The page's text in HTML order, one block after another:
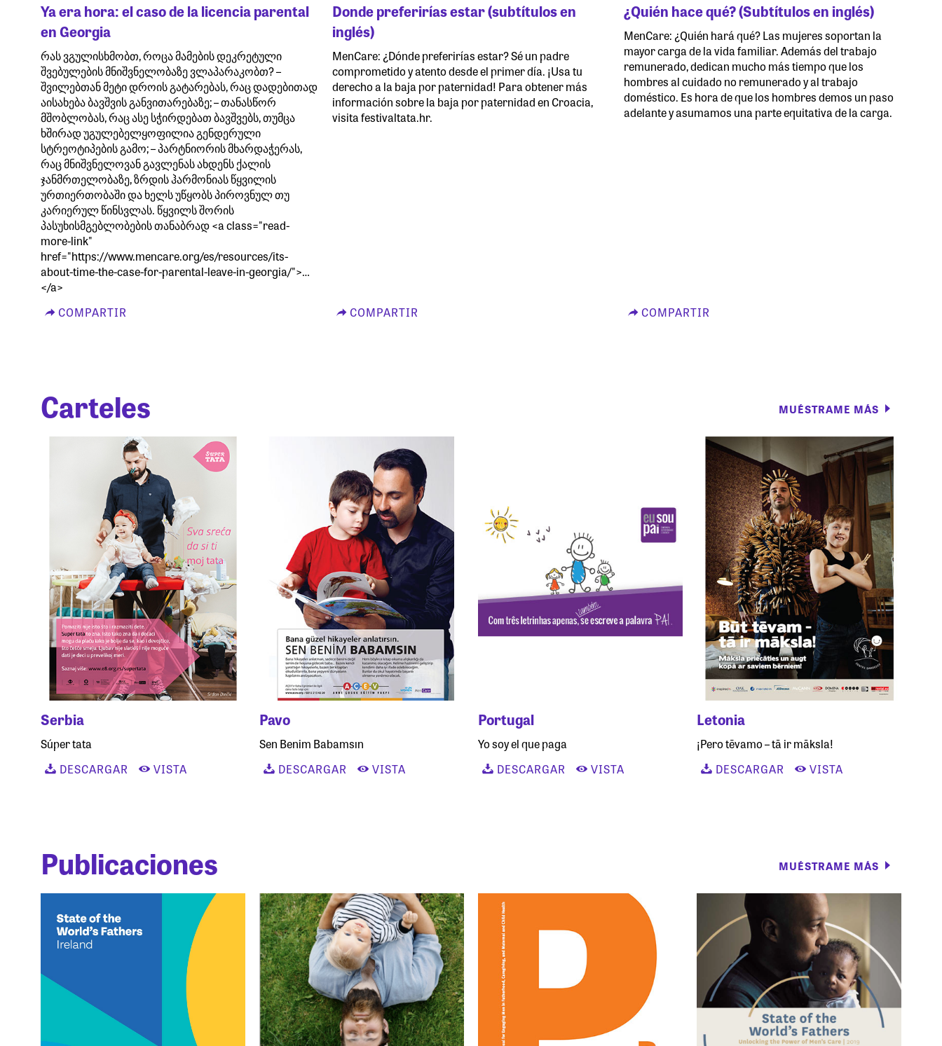
Ya era hora: el caso de la licencia parental
en Georgia
რას ვგულისხმობთ, როცა მამების დეკრეტული
შვებულების მნიშვნელობაზე ვლაპარაკობთ? –
შვილებთან მეტი დროის გატარებას, რაც დადებითად
აისახება ბავშვის განვითარებაზე; – თანასწორ
მშობლობას, რაც ასე სჭირდებათ ბავშვებს, თუმცა
ხშირად უგულებელყოფილია გენდერული
სტრეოტიპების გამო; – პარტნიორის მხარდაჭერას,
რაც მნიშვნელოვან გავლენას ახდენს ქალის
ჯანმრთელობაზე, ზრდის ჰარმონიას წყვილის
ურთიერთობაში და ხელს უწყობს პიროვნულ თუ
კარიერულ წინსვლას. წყვილს შორის
პასუხისმგებლობების თანაბრად <a class="read-
more-link"
href="https://www.mencare.org/es/resources/its-
about-time-the-case-for-parental-leave-in-georgia/">…
</a>
COMPARTIR
Donde preferirías estar (subtítulos en
inglés)
MenCare: ¿Dónde preferirías estar? Sé un padre
comprometido y atento desde el primer día. ¡Usa tu
derecho a la baja por paternidad! Para obtener más
información sobre la baja por paternidad en Croacia,
visita festivaltata.hr.
COMPARTIR
¿Quién hace qué? (Subtítulos en inglés)
MenCare: ¿Quién hará qué? Las mujeres soportan la
mayor carga de la vida familiar. Además del trabajo
remunerado, dedican mucho más tiempo que los
hombres al cuidado no remunerado y al trabajo
doméstico. Es hora de que los hombres demos un paso
adelante y asumamos una parte equitativa de la carga.
COMPARTIR
Carteles MUÉSTRAME MÁS
Serbia
Súper tata
DESCARGAR
VISTA
Pavo
Sen Benim Babamsın
DESCARGAR
VISTA
Portugal
Yo soy el que paga
DESCARGAR
VISTA
Letonia
¡Pero tēvamo – tā ir māksla!
DESCARGAR
VISTA
Publicaciones MUÉSTRAME MÁS